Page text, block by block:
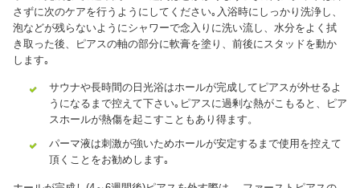
さずに次のケアを行うようにしてください｡入浴時にしっかり洗浄し、
泡などが残らないようにシャワーで念入りに洗い流し、水分をよく拭
き取った後、ピアスの軸の部分に軟膏を塗り、前後にスタッドを動か
します｡
サウナや長時間の日光浴はホールが完成してピアスが外せるよ
うになるまで控えて下さい｡ピアスに過剰な熱がこもると、ピア
スホールが熱傷を起こすこともあり得ます。
パーマ液は刺激が強いためホールが安定するまで使用を控えて
頂くことをお勧めします｡